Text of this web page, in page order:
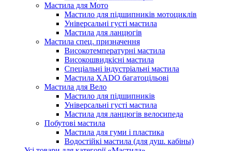
Мастила для Мото
Мастило для підшипників мотоциклів
Універсальні густі мастила
Мастила для ланцюгів
Мастила cпец. призначення
Високотемпературні мастила
Високошвидкісні мастила
Спеціальні індустріальні мастила
Мастила ХАDО багатоцільові
Мастила для Вело
Мастило для підшипників
Універсальні густі мастила
Мастила для ланцюгів велосипеда
Побутові мастила
Мастила для гуми і пластика
Водостійкі мастила (для душ. кабіны)